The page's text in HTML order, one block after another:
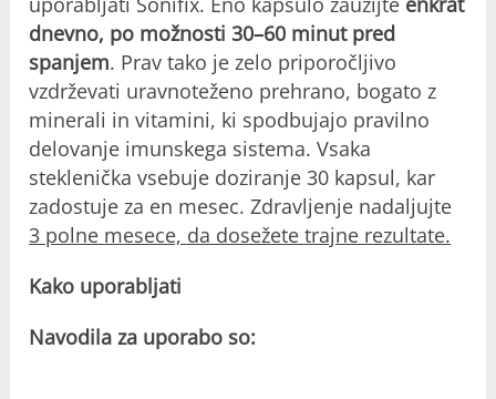
dnevno, po možnosti 30–60 minut pred
spanjem. Prav tako je zelo priporočljivo
vzdrževati uravnoteženo prehrano, bogato z
minerali in vitamini, ki spodbujajo pravilno
delovanje imunskega sistema. Vsaka
steklenička vsebuje doziranje 30 kapsul, kar
zadostuje za en mesec. Zdravljenje nadaljujte
3 polne mesece, da dosežete trajne rezultate.
Kako uporabljati
Navodila za uporabo so: